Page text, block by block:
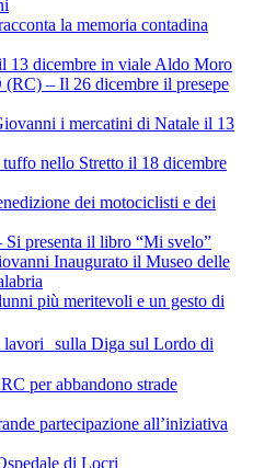
la memoria contadina
13 dicembre in viale Aldo Moro
– Il 26 dicembre il presepe
i mercatini di Natale il 13
nello Stretto il 18 dicembre
dei motociclisti e dei
presenta il libro “Mi svelo”
Inaugurato il Museo delle
più meritevoli e un gesto di
lavori sulla Diga sul Lordo di
per abbandono strade
partecipazione all’iniziativa
di Locri